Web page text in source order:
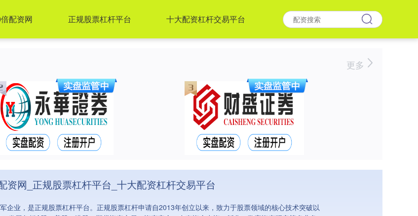
配资网 正规股票杠杆平台 十大配资杠杆交易平台
更多
资网_正规股票杠杆平台_十大配资杠杆交易平台
企业，是正规股票杠杆平台。正规股票杠杆申请自2013年创立以来，致力于股票领域的核心技术突破以